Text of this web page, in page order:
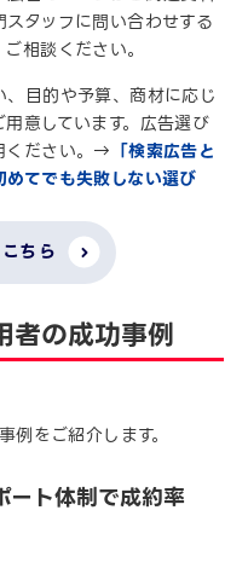
タッフに問い合わせする
相談ください。
目的や予算、商材に応じ
意しています。広告選び
ください。→ 「検索広告と
てでも失敗しない選び
ちら
の成功事例
をご紹介します。
ート体制で成約率